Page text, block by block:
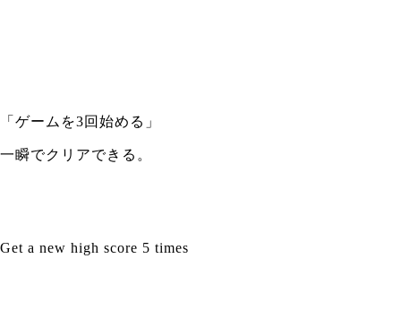
「ゲームを3回始める」
一瞬でクリアできる。
Get a new high score 5 times